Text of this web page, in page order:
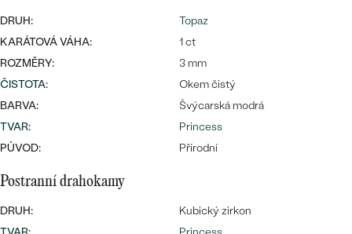
Wave kolekce
PROHLÉDNOUT
OBJEVIT
PROHLÉDNOUT
DRUH:
Topaz
KARÁTOVÁ VÁHA:
1 ct
ROZMĚRY:
3 mm
ČISTOTA:
Okem čistý
BARVA:
Švýcarská modrá
TVAR:
Princess
PŮVOD:
Přírodní
Postranní drahokamy
DRUH:
Kubický zirkon